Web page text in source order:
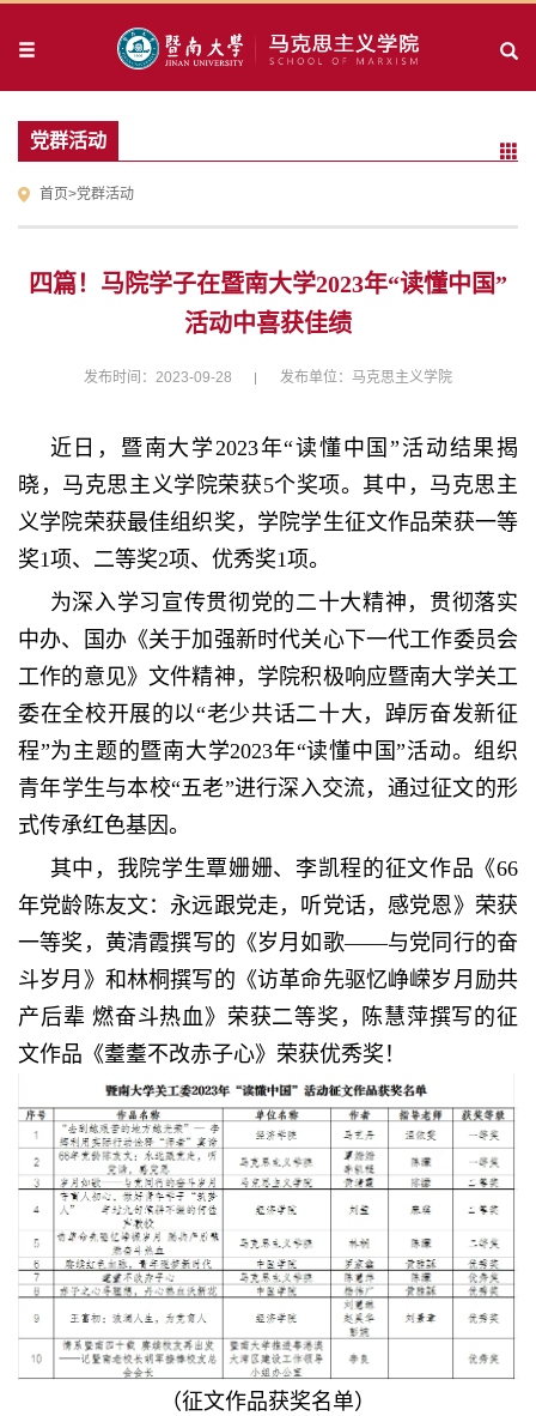
党群活动
首页>党群活动
四篇！马院学子在暨南大学2023年“读懂中国”
活动中喜获佳绩
发布时间：2023-09-28 发布单位：马克思主义学院
近日，暨南大学2023年“读懂中国”活动结果揭
晓，马克思主义学院荣获5个奖项。其中，马克思主
义学院荣获最佳组织奖，学院学生征文作品荣获一等
奖1项、二等奖2项、优秀奖1项。
为深入学习宣传贯彻党的二十大精神，贯彻落实
中办、国办《关于加强新时代关心下一代工作委员会
工作的意见》文件精神，学院积极响应暨南大学关工
委在全校开展的以“老少共话二十大，踔厉奋发新征
程”为主题的暨南大学2023年“读懂中国”活动。组织
青年学生与本校“五老”进行深入交流，通过征文的形
式传承红色基因。
其中，我院学生覃姗姗、李凯程的征文作品《66
年党龄陈友文：永远跟党走，听党话，感党恩》荣获
一等奖，黄清霞撰写的《岁月如歌——与党同行的奋
斗岁月》和林桐撰写的《访革命先驱忆峥嵘岁月励共
产后辈 燃奋斗热血》荣获二等奖，陈慧萍撰写的征
文作品《耋耋不改赤子心》荣获优秀奖！
（征文作品获奖名单）